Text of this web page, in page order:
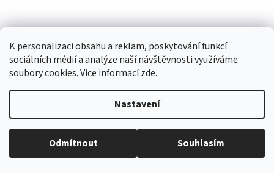
K personalizaci obsahu a reklam, poskytování funkcí
sociálních médií a analýze naší návštěvnosti využíváme
soubory cookies. Více informacízde.
Nastavení
Odmítnout Souhlasím
t